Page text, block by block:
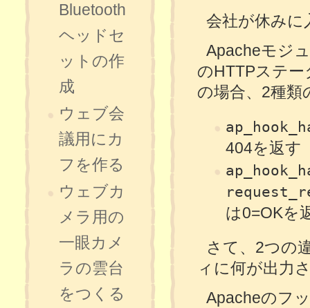
会社が休み
Apacheモジ
のHTTPステ
の場合、2種類
404を返す
は0=OKを
さて、2つの
ィに何が出力
Apacheのフ
Bluetooth
ヘッドセ
ットの作
成
ウェブ会
議用にカ
フを作る
ウェブカ
メラ用の
一眼カメ
ラの雲台
をつくる